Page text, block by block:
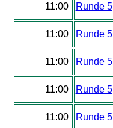
11:00 Runde 5
11:00 Runde 5
11:00 Runde 5
11:00 Runde 5
11:00 Runde 5